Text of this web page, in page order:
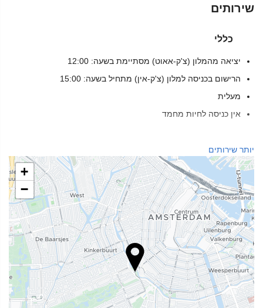
שירותים
כללי
יציאה מהמלון (צ'ק-אאוט) מסתיימת בשעה: 12:00
הרישום בכניסה למלון (צ'ק-אין) מתחיל בשעה: 15:00
מעלית
אין כניסה לחיות מחמד
דלפק קבלה 24 שעות ביממה
אחסון מטען
מזון ומשקאות
מסעדת א־לה־קארט
בר
מתקנים לעסקים
מרכז עסקים
יותר שירותים
+
−